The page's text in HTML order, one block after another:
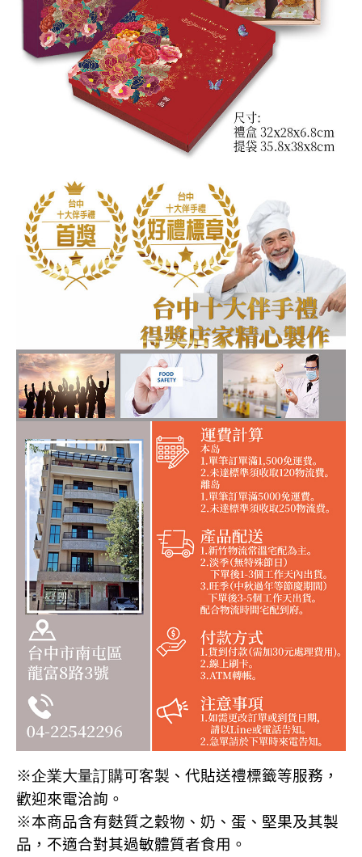
※企業大量訂購可客製 、代貼送禮標籤等服務，
歡迎來電洽詢 。
※本商品含有麩質之穀物、奶、蛋、堅果及其製
品，不適合對其過敏體質者食用。